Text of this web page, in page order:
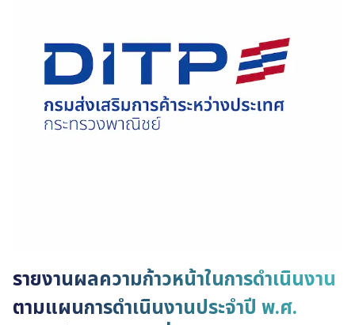
รายงานผลความก้าวหน้าในการดำเนินงาน
ตามแผนการดำเนินงานประจำปี พ.ศ.